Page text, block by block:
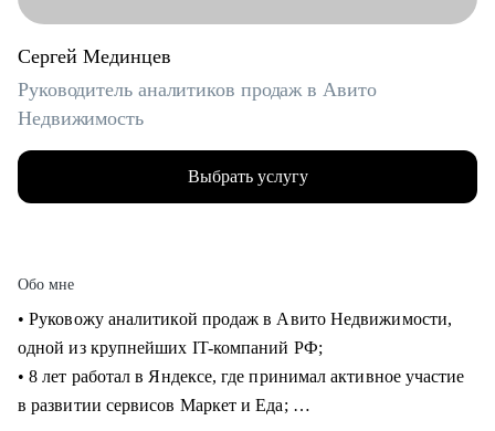
Сергей Мединцев
Руководитель аналитиков продаж в Авито
Недвижимость
Выбрать услугу
Обо мне
• Руковожу аналитикой продаж в Авито Недвижимости,
одной из крупнейших IT-компаний РФ;
• 8 лет работал в Яндексе, где принимал активное участие
в развитии сервисов Маркет и Еда;